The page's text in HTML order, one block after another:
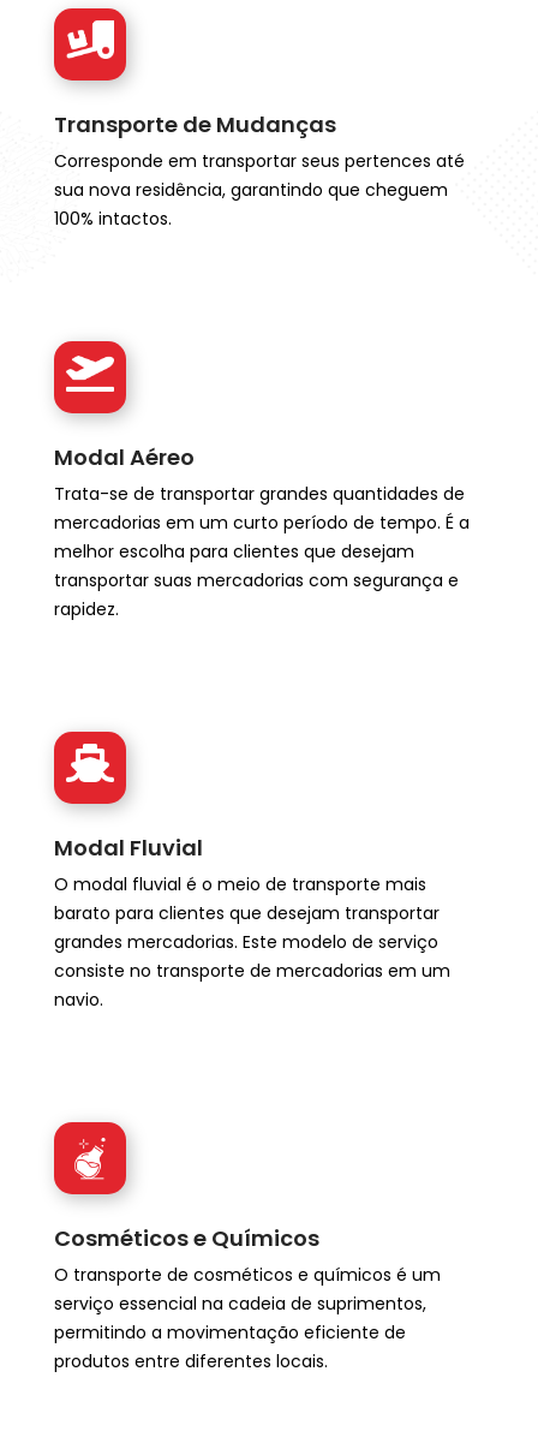
Transporte de Mudanças
Corresponde em transportar seus pertences até
sua nova residência, garantindo que cheguem
100% intactos.
Modal Aéreo
Trata-se de transportar grandes quantidades de
mercadorias em um curto período de tempo. É a
melhor escolha para clientes que desejam
transportar suas mercadorias com segurança e
rapidez.
Modal Fluvial
O modal fluvial é o meio de transporte mais
barato para clientes que desejam transportar
grandes mercadorias. Este modelo de serviço
consiste no transporte de mercadorias em um
navio.
Cosméticos e Químicos
O transporte de cosméticos e químicos é um
serviço essencial na cadeia de suprimentos,
permitindo a movimentação eficiente de
produtos entre diferentes locais.